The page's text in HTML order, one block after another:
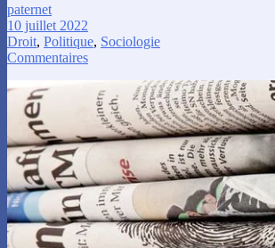
paternet
10 juillet 2022
Droit, Politique, Sociologie
Commentaires